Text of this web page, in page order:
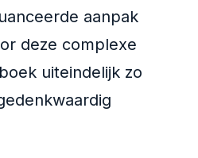
aanpak
deze complexe
uiteindelijk zo